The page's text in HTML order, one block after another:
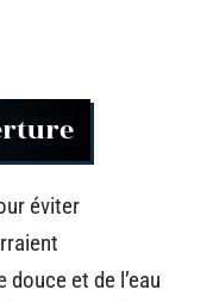
éviter
douce et de l’eau